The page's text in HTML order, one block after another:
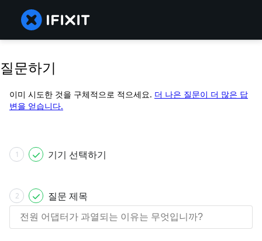
질문하기
이미 시도한 것을 구체적으로 적으세요. 더 나은 질문이 더 많은 답
변을 얻습니다.
1 기기 선택하기
2 질문 제목